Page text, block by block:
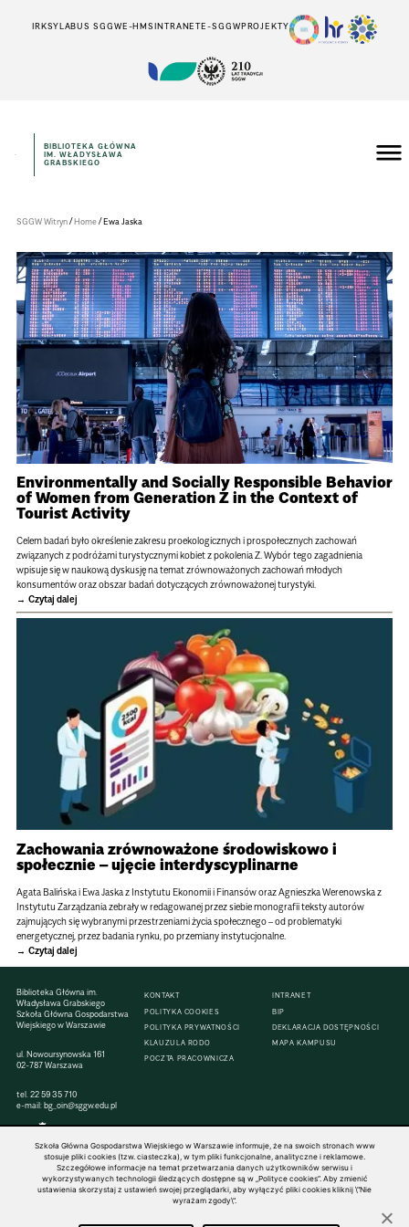
IRKSYLABUS SGGWE-HMSINTRANETE-SGGWPROJEKTY
Główna
w
BIBLIOTEKA GŁÓWNA
IM. WŁADYSŁAWA
GRABSKIEGO
SGGW Witryn/Home/Ewa Jaska
Environmentally and Socially Responsible Behavior
of Women from Generation Z in the Context of
Tourist Activity
Celem badań było określenie zakresu proekologicznych i prospołecznych zachowań
związanych z podróżami turystycznymi kobiet z pokolenia Z. Wybór tego zagadnienia
wpisuje się w naukową dyskusję na temat zrównoważonych zachowań młodych
konsumentów oraz obszar badań dotyczących zrównoważonej turystyki.
Czytaj dalej
Zachowania zrównoważone środowiskowo i
społecznie – ujęcie interdyscyplinarne
Agata Balińska i Ewa Jaska z Instytutu Ekonomii i Finansów oraz Agnieszka Werenowska z
Instytutu Zarządzania zebrały w redagowanej przez siebie monografii teksty autorów
zajmujących się wybranymi przestrzeniami życia społecznego – od problematyki
energetycznej, przez badania rynku, po przemiany instytucjonalne.
Czytaj dalej
Biblioteka Główna im.
Władysława Grabskiego
Szkoła Główna Gospodarstwa
Wiejskiego w Warszawie
ul. Nowoursynowska 161
02-787 Warszawa
tel.22 59 35 710
e-mail:bg_oin@sggw.edu.pl
KONTAKT
POLITYKA COOKIES
POLITYKA PRYWATNOŚCI
KLAUZULA RODO
POCZTA PRACOWNICZA
INTRANET
BIP
DEKLARACJA DOSTĘPNOŚCI
MAPA KAMPUSU
© 1816–2026 SGGW — ALL RIGHTS RESERVED
Szkoła Główna Gospodarstwa Wiejskiego w Warszawie informuje, że na swoich stronach www
stosuje pliki cookies (tzw. ciasteczka), w tym pliki funkcjonalne, analityczne i reklamowe.
Szczegółowe informacje na temat przetwarzania danych użytkowników serwisu i
wykorzystywanych technologii śledzących dostępne są w „Polityce cookies”. Aby zmienić
ustawienia skorzystaj z ustawień swojej przeglądarki, aby wyłączyć pliki cookies kliknij \"Nie
wyrażam zgody\".